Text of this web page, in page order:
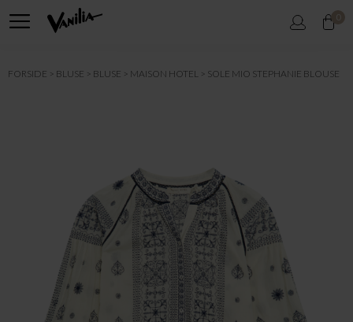
0
FORSIDE BLUSE BLUSE MAISON HOTEL SOLE MIO STEPHANIE BLOUSE